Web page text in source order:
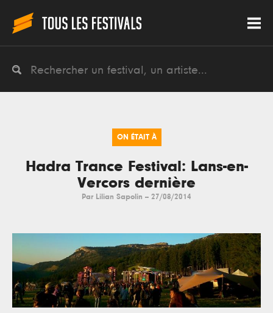
ON ÉTAIT À
Hadra Trance Festival: Lans-en-
Vercors dernière
Par Lilian Sapolin -- 27/08/2014